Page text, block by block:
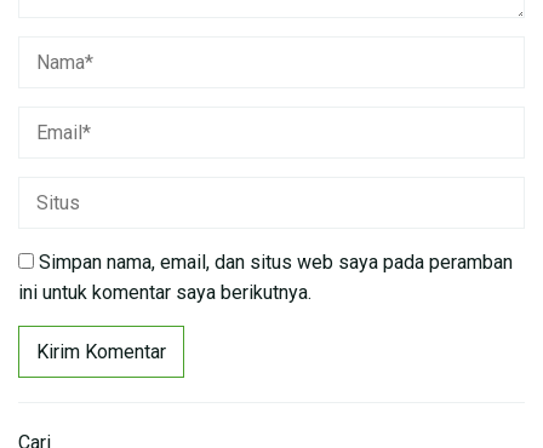
Simpan nama, email, dan situs web saya pada peramban
ini untuk komentar saya berikutnya.
Cari